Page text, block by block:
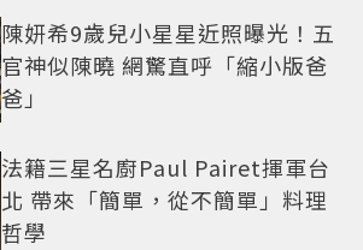
陳妍希9歲兒小星星近照曝光！五
官神似陳曉 網驚直呼「縮小版爸
爸」
法籍三星名廚Paul Pairet揮軍台
北 帶來「簡單，從不簡單」料理
哲學